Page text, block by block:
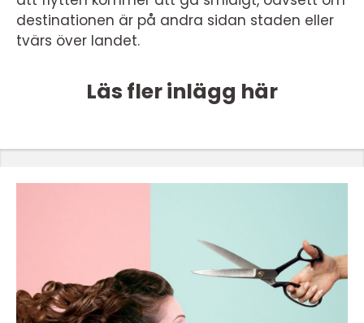
destinationen är på andra sidan staden eller
tvärs över landet.
Läs fler inlägg här